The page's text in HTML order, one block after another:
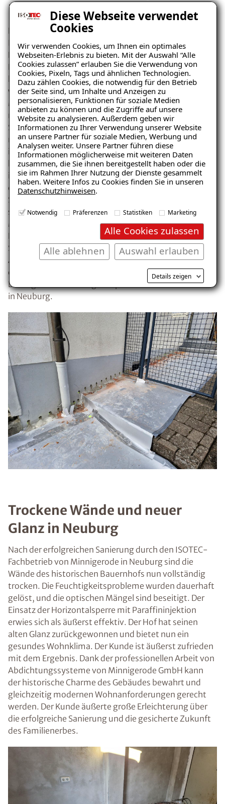
Diese Webseite verwendet
Cookies
Wir verwenden Cookies, um Ihnen ein optimales
Webseiten-Erlebnis zu bieten. Mit der Auswahl “Alle
Cookies zulassen” erlauben Sie die Verwendung von
Cookies, Pixeln, Tags und ähnlichen Technologien.
Dazu zählen Cookies, die notwendig für den Betrieb
der Seite sind, um Inhalte und Anzeigen zu
personalisieren, Funktionen für soziale Medien
anbieten zu können und die Zugriffe auf unsere
Website zu analysieren. Außerdem geben wir
Informationen zu Ihrer Verwendung unserer Website
an unsere Partner für soziale Medien, Werbung und
Analysen weiter. Unsere Partner führen diese
Informationen möglicherweise mit weiteren Daten
zusammen, die Sie ihnen bereitgestellt haben oder die
sie im Rahmen Ihrer Nutzung der Dienste gesammelt
haben. Weitere Infos zu Cookies finden Sie in unseren
Datenschutzhinweisen.
Notwendig Präferenzen Statistiken Marketing
Alle Cookies zulassen
Auswahl erlauben
Alle ablehnen
Details zeigen
Paraffininjektion in Neuburg
Die Sanierung in Neuburg umfasste die
Implementierung einer nachträglichen
Horizontalsperre mittels des ISOTEC-
Paraffininjektionsverfahrens. Dieses Verfahren stoppt
kapillar aufsteigende Feuchtigkeit effektiv. Zunächst
wurden Bohrlochinjektionskanäle im durchfeuchteten
Mauerwerk hergestellt. Die Austrocknung erfolgte
mittels temperaturgeregelter elektrischer
Spezialheizstäbe, um die Poren aufnahmefähig zu
machen. Danach wurde das ISOTEC-Spezialparaffin
injiziert, das die Poren dauerhaft abdichtet und
kapillaren Wassertransport verhindert. Das Verfahren
ist besonders geeignet für historische Gebäude, da es
die Bausubstanz schont und gleichzeitig eine effektive
Sperre gegen Feuchtigkeit bildet. Zusätzlich wurde ein
spezieller Sockelputz aufgetragen, um die optischen
Mängel zu beheben und die Wände weiter zu schützen.
Der ISOTEC-Sanierputz nahm dabei bauschädliche
Salze auf und sorgte für eine sofortige optische
Aufwertung der betroffenen Wände. Die Kombination
dieser Maßnahmen gewährleistete eine langfristige
Lösung für die Feuchtigkeitsprobleme des Bauernhofs
in Neuburg.
Trockene Wände und neuer
Glanz in Neuburg
Nach der erfolgreichen Sanierung durch den ISOTEC-
Fachbetrieb von Minnigerode in Neuburg sind die
Wände des historischen Bauernhofs nun vollständig
trocken. Die Feuchtigkeitsprobleme wurden dauerhaft
gelöst, und die optischen Mängel sind beseitigt. Der
Einsatz der Horizontalsperre mit Paraffininjektion
erwies sich als äußerst effektiv. Der Hof hat seinen
alten Glanz zurückgewonnen und bietet nun ein
gesundes Wohnklima. Der Kunde ist äußerst zufrieden
mit dem Ergebnis. Dank der professionellen Arbeit von
Abdichtungssysteme von Minnigerode GmbH kann
der historische Charme des Gebäudes bewahrt und
gleichzeitig modernen Wohnanforderungen gerecht
werden. Der Kunde äußerte große Erleichterung über
die erfolgreiche Sanierung und die gesicherte Zukunft
des Familienerbes.